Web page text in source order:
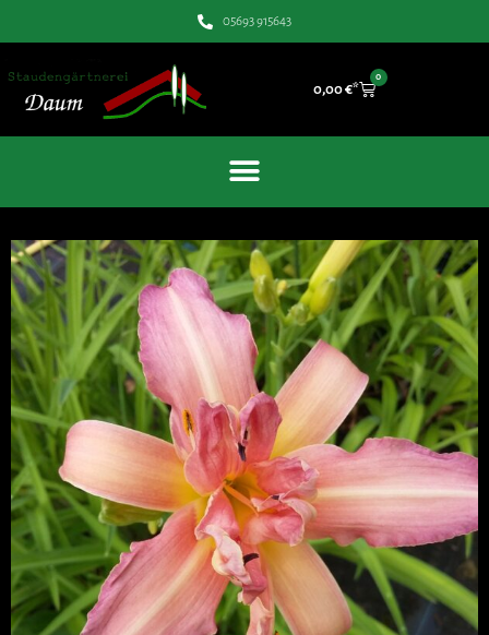
05693 915643
0,00€
0